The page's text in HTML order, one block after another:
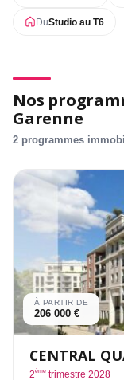
DuStudio au T6
Nos
Garenne
2 programmes
À PARTIR DE
206 000 €
CENTRAL
2ème trimestre 2028